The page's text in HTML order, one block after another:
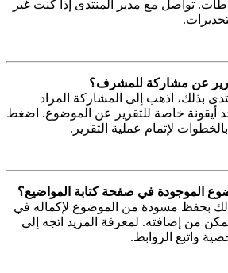
تواصل مع مدير المنتدى إذا كنت غير
عن مشاركة للمشرف؟
بذلك، اذهب إلى المشاركة المراد
أيقونة خاصة للتقرير عن الموضوع. اضغط
لإتمام عملية التقرير.
الموجودة في صفحة كتابة المواضيع؟
بحفظ مسودة من الموضوع لإكماله في
من إضافته. لمعرفة المزيد اتجه إلى
واتبع الروابط.